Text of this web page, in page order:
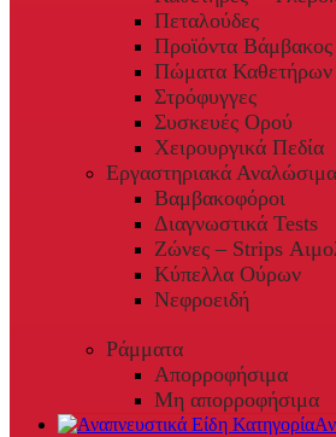
Πεταλούδες
Προϊόντα Βάμβακος
Πώματα
Στρόφυγγες
Συσκευές Ορού
Χειρουργικά Πεδία
Εργαστηριακά Αναλώσιμα
Βαμβακοφόροι
Διαγνωστικά Tests
Ζώνες – Strips
Κύπελλα Ούρων
Νεφροειδή
Ράμματα
Απορροφήσιμα
Μη απορροφήσιμα